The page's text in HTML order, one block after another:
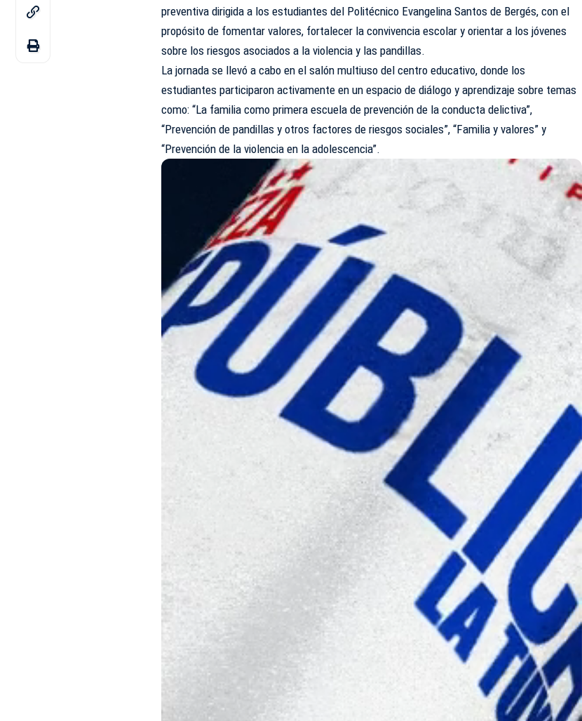
preventiva dirigida a los estudiantes del Politécnico Evangelina Santos de Bergés, con el
propósito de fomentar valores, fortalecer la convivencia escolar y orientar a los jóvenes
sobre los riesgos asociados a la violencia y las pandillas.
La jornada se llevó a cabo en el salón multiuso del centro educativo, donde los
estudiantes participaron activamente en un espacio de diálogo y aprendizaje sobre temas
como: “La familia como primera escuela de prevención de la conducta delictiva”,
“Prevención de pandillas y otros factores de riesgos sociales”, “Familia y valores” y
“Prevención de la violencia en la adolescencia”.